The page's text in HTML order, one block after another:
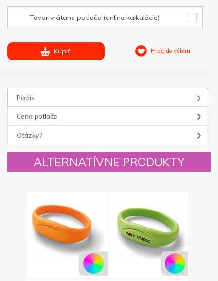
Tovar vrátane potlače (online kalkulácie)
Kúpiť Pridaj do výberu
Popis
Cena potlače
Otázky?
ALTERNATÍVNE PRODUKTY